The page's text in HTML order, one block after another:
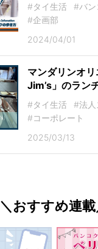
#タイ生活
#バン
#企画部
2024/04/01
マンダリンオ
Jim’s」のラン
#タイ生活
#法人
#コーポレート
2025/03/13
＼おすすめ連載